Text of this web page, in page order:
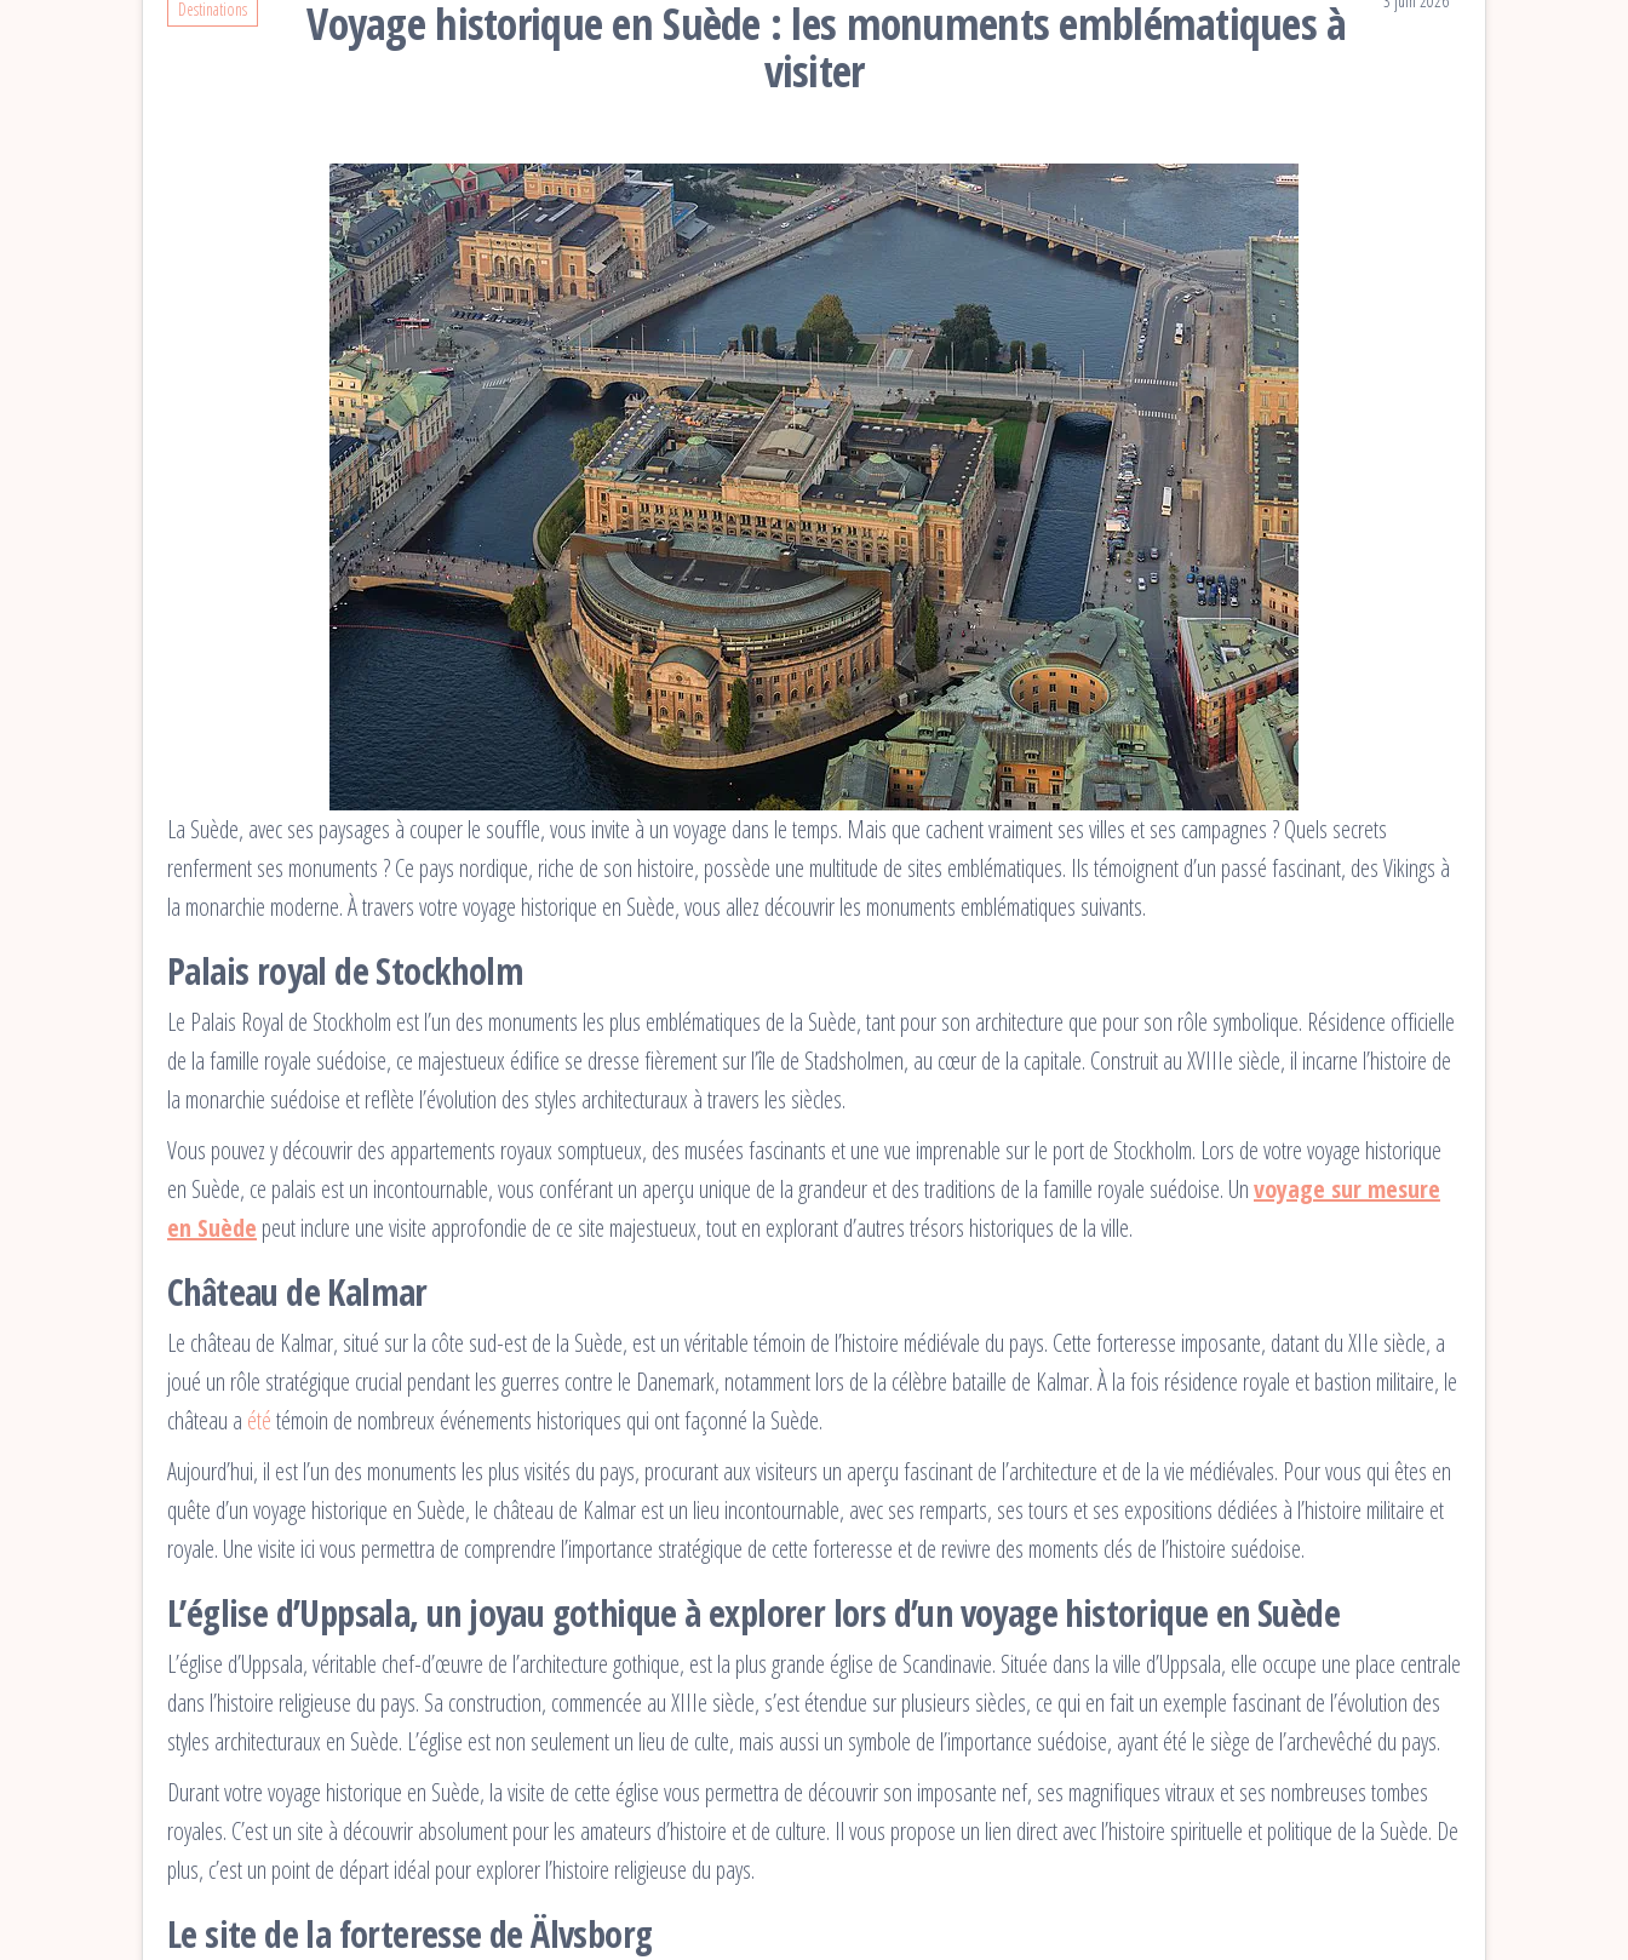
Destinations Voyage historique en Suède : les monuments emblématiques à
visiter
La Suède, avec ses paysages à couper le souffle, vous invite à un voyage dans le temps. Mais que cachent vraiment ses villes et ses campagnes ? Quels secrets
renferment ses monuments ? Ce pays nordique, riche de son histoire, possède une multitude de sites emblématiques. Ils témoignent d’un passé fascinant, des Vikings à
la monarchie moderne. À travers votre voyage historique en Suède, vous allez découvrir les monuments emblématiques suivants.
Palais royal de Stockholm
Le Palais Royal de Stockholm est l’un des monuments les plus emblématiques de la Suède, tant pour son architecture que pour son rôle symbolique. Résidence officielle
de la famille royale suédoise, ce majestueux édifice se dresse fièrement sur l’île de Stadsholmen, au cœur de la capitale. Construit au XVIIIe siècle, il incarne l’histoire de
la monarchie suédoise et reflète l’évolution des styles architecturaux à travers les siècles.
Vous pouvez y découvrir des appartements royaux somptueux, des musées fascinants et une vue imprenable sur le port de Stockholm. Lors de votre voyage historique
en Suède, ce palais est un incontournable, vous conférant un aperçu unique de la grandeur et des traditions de la famille royale suédoise. Unvoyage sur mesure
en Suède peut inclure une visite approfondie de ce site majestueux, tout en explorant d’autres trésors historiques de la ville.
Château de Kalmar
Le château de Kalmar, situé sur la côte sud-est de la Suède, est un véritable témoin de l’histoire médiévale du pays. Cette forteresse imposante, datant du XIIe siècle, a
joué un rôle stratégique crucial pendant les guerres contre le Danemark, notamment lors de la célèbre bataille de Kalmar. À la fois résidence royale et bastion militaire, le
château a ététémoin de nombreux événements historiques qui ont façonné la Suède.
Aujourd’hui, il est l’un des monuments les plus visités du pays, procurant aux visiteurs un aperçu fascinant de l’architecture et de la vie médiévales. Pour vous qui êtes en
quête d’un voyage historique en Suède, le château de Kalmar est un lieu incontournable, avec ses remparts, ses tours et ses expositions dédiées à l’histoire militaire et
royale. Une visite ici vous permettra de comprendre l’importance stratégique de cette forteresse et de revivre des moments clés de l’histoire suédoise.
L’église d’Uppsala, un joyau gothique à explorer lors d’un voyage historique en Suède
L’église d’Uppsala, véritable chef-d’œuvre de l’architecture gothique, est la plus grande église de Scandinavie. Située dans la ville d’Uppsala, elle occupe une place centrale
dans l’histoire religieuse du pays. Sa construction, commencée au XIIIe siècle, s’est étendue sur plusieurs siècles, ce qui en fait un exemple fascinant de l’évolution des
styles architecturaux en Suède. L’église est non seulement un lieu de culte, mais aussi un symbole de l’importance suédoise, ayant été le siège de l’archevêché du pays.
Durant votre voyage historique en Suède, la visite de cette église vous permettra de découvrir son imposante nef, ses magnifiques vitraux et ses nombreuses tombes
royales. C’est un site à découvrir absolument pour les amateurs d’histoire et de culture. Il vous propose un lien direct avec l’histoire spirituelle et politique de la Suède. De
plus, c’est un point de départ idéal pour explorer l’histoire religieuse du pays.
Le site de la forteresse de Älvsborg